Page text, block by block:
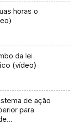
horas o
da lei
(vídeo)
de ação
para